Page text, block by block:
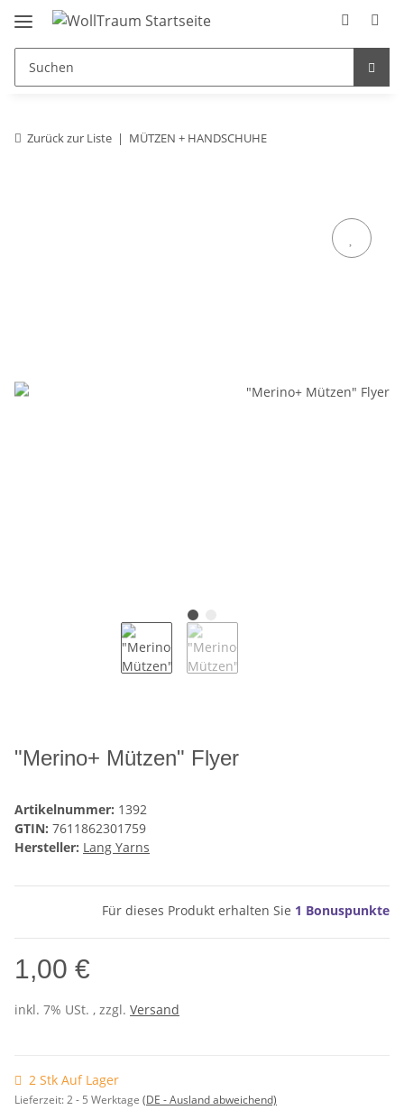
Zurück zur Liste MÜTZEN + HANDSCHUHE
"Merino+ Mützen" Flyer
Artikelnummer: 1392
GTIN: 7611862301759
Hersteller: Lang Yarns
Für dieses Produkt erhalten Sie 1 Bonuspunkte
1,00 €
inkl. 7% USt. , zzgl. Versand
2 Stk Auf Lager
Lieferzeit:2 - 5 Werktage (DE - Ausland abweichend)